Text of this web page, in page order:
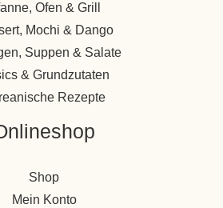
Ofen & Grill
Mochi & Dango
Suppen & Salate
& Grundzutaten
Rezepte
Shop
Mein Konto